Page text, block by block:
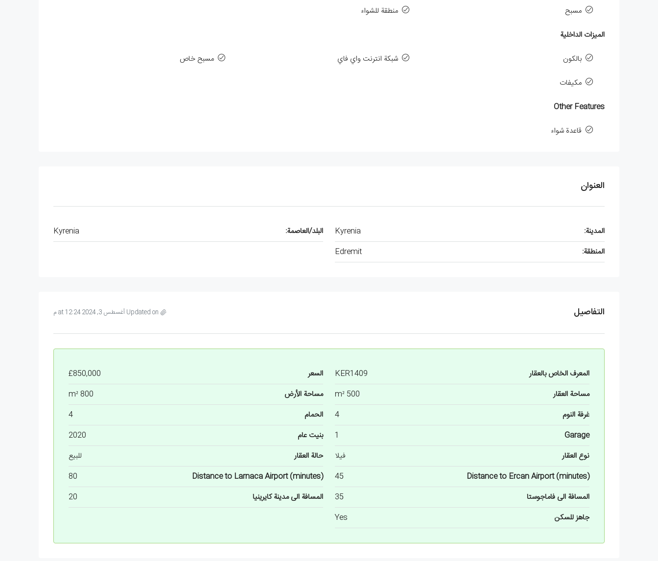
مسبح
منطقة للشواء
الميزات الداخلية
بالكون
شبكة انترنت واي فاي
مسبح خاص
مكيفات
Other Features
قاعدة شواء
العنوان
المدينة: Kyrenia البلد/العاصمة:
Kyrenia
المنطقة:
Edremit
التفاصيل Updated on أغسطس 3, 2024 at 12:24 م
المعرف الخاص بالعقار KER1409 السعر
£850,000
مساحة العقار
500 m² مساحة الأرض
800 m²
غرفة النوم
4 الحمام
4
Garage
1 بنيت عام
2020
نوع العقار
فيلا حالة العقار
للبيع
Distance to Ercan Airport (minutes)
45
Distance to Larnaca Airport (minutes)
80
المسافة الى فاماجوستا
35 المسافة الى مدينة كايرينيا
20
جاهز للسكن
Yes